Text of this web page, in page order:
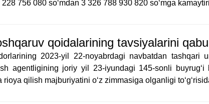
756 080 so‘mdan 3 326 788 930 820 so‘mga
qoidalarining tavsiyalarini qabul
2023-yil 22-noyabrdagi navbatdan
agentligining joriy yil 23-iyundagi 145-sonli
qilish majburiyatini oʻz zimmasiga olganligi